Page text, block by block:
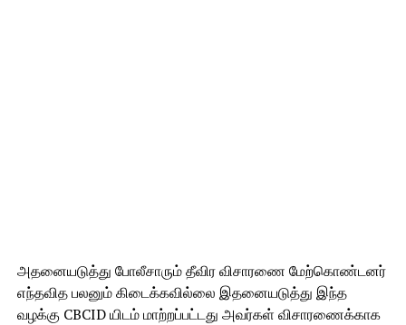
அதனையடுத்து போலீசாரும் தீவிர விசாரணை மேற்கொண்டனர்
எந்தவித பலனும் கிடைக்கவில்லை இதனையடுத்து இந்த
வழக்கு CBCID யிடம் மாற்றப்பட்டது அவர்கள் விசாரணைக்காக